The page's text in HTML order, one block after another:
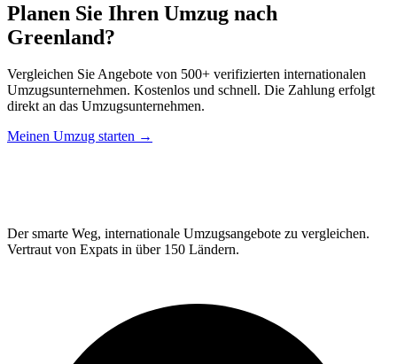
Planen Sie Ihren Umzug nach
Greenland?
Vergleichen Sie Angebote von 500+ verifizierten internationalen
Umzugsunternehmen. Kostenlos und schnell. Die Zahlung erfolgt
direkt an das Umzugsunternehmen.
Meinen Umzug starten →
Der smarte Weg, internationale Umzugsangebote zu vergleichen.
Vertraut von Expats in über 150 Ländern.